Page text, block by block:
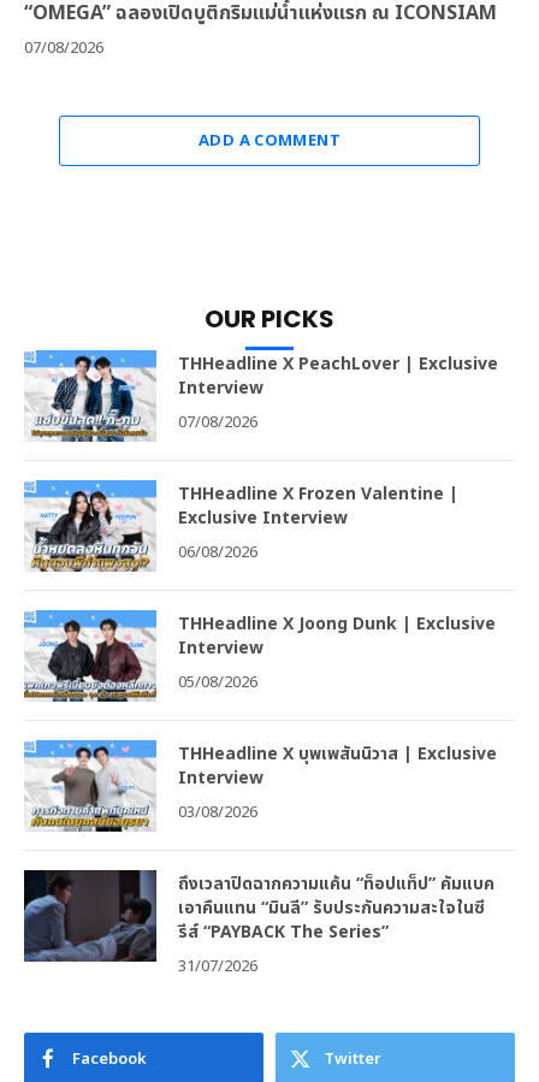
“OMEGA” ฉลองเปิดบูติกริมแม่น้ำแห่งแรก ณ ICONSIAM
07/08/2026
ADD A COMMENT
OUR PICKS
THHeadline X PeachLover | Exclusive
Interview
07/08/2026
THHeadline X Frozen Valentine |
Exclusive Interview
06/08/2026
THHeadline X Joong Dunk | Exclusive
Interview
05/08/2026
THHeadline X บุพเพสันนิวาส | Exclusive
Interview
03/08/2026
ถึงเวลาปิดฉากความแค้น “ท็อปแท็ป” คัมแบค
เอาคืนแทน “มินลี” รับประกันความสะใจในซี
รีส์ “PAYBACK The Series”
31/07/2026
Facebook Twitter